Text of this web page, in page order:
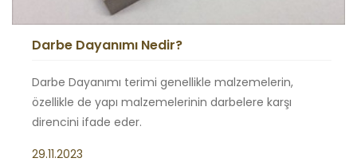
Darbe Dayanımı Nedir?
Darbe Dayanımı terimi genellikle malzemelerin,
özellikle de yapı malzemelerinin darbelere karşı
direncini ifade eder.
29.11.2023